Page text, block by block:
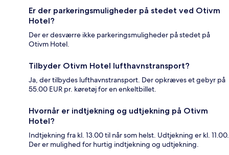
Er der parkeringsmuligheder på stedet ved Otivm
Hotel?
Der er desværre ikke parkeringsmuligheder på stedet på
Otivm Hotel.
Tilbyder Otivm Hotel lufthavnstransport?
Ja, der tilbydes lufthavnstransport. Der opkræves et gebyr på
55.00 EUR pr. køretøj for en enkeltbillet.
Hvornår er indtjekning og udtjekning på Otivm
Hotel?
Indtjekning fra kl. 13.00 til når som helst. Udtjekning er kl. 11.00.
Der er mulighed for hurtig indtjekning og udtjekning.